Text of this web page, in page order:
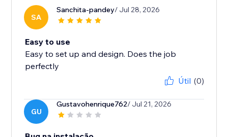
SA
Sanchita-pandey/ Jul 28, 2026
Easy to use
Easy to set up and design. Does the job
perfectly
Útil (0)
GU
Gustavohenrique762/ Jul 21, 2026